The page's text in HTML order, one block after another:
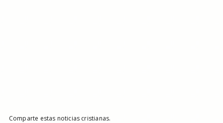
Comparte estas noticias cristianas.